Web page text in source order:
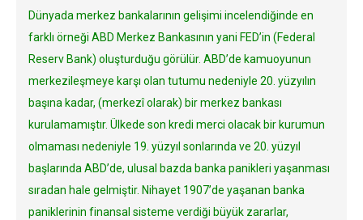
Dünyada merkez bankalarının gelişimi incelendiğinde en
farklı örneği ABD Merkez Bankasının yani FED’in (Federal
Reserv Bank) oluşturduğu görülür. ABD’de kamuoyunun
merkezileşmeye karşı olan tutumu nedeniyle 20. yüzyılın
başına kadar, (merkezî olarak) bir merkez bankası
kurulamamıştır. Ülkede son kredi merci olacak bir kurumun
olmaması nedeniyle 19. yüzyıl sonlarında ve 20. yüzyıl
başlarında ABD’de, ulusal bazda banka panikleri yaşanması
sıradan hale gelmiştir. Nihayet 1907’de yaşanan banka
paniklerinin finansal sisteme verdiği büyük zararlar,